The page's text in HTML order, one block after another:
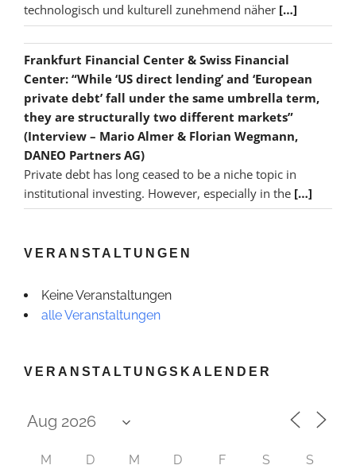
technologisch und kulturell zunehmend näher […]
Frankfurt Financial Center & Swiss Financial
Center: “While ‘US direct lending’ and ‘European
private debt’ fall under the same umbrella term,
they are structurally two different markets”
(Interview – Mario Almer & Florian Wegmann,
DANEO Partners AG)
Private debt has long ceased to be a niche topic in
institutional investing. However, especially in the […]
VERANSTALTUNGEN
Keine Veranstaltungen
alle Veranstaltungen
VERANSTALTUNGSKALENDER
M D M D F S S